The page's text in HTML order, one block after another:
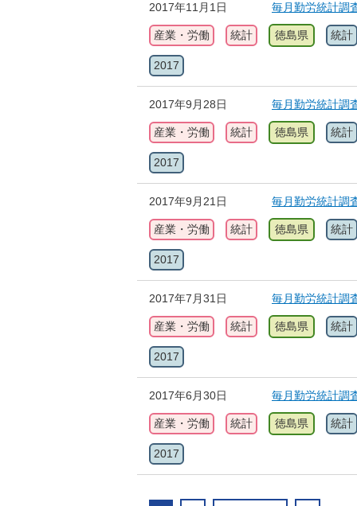
2017年11月1日 毎月勤労統計調
産業・労働 統計 徳島県 統計
2017
2017年9月28日 毎月勤労統計調
産業・労働 統計 徳島県 統計
2017
2017年9月21日 毎月勤労統計調
産業・労働 統計 徳島県 統計
2017
2017年7月31日 毎月勤労統計調
産業・労働 統計 徳島県 統計
2017
2017年6月30日 毎月勤労統計調
産業・労働 統計 徳島県 統計
2017